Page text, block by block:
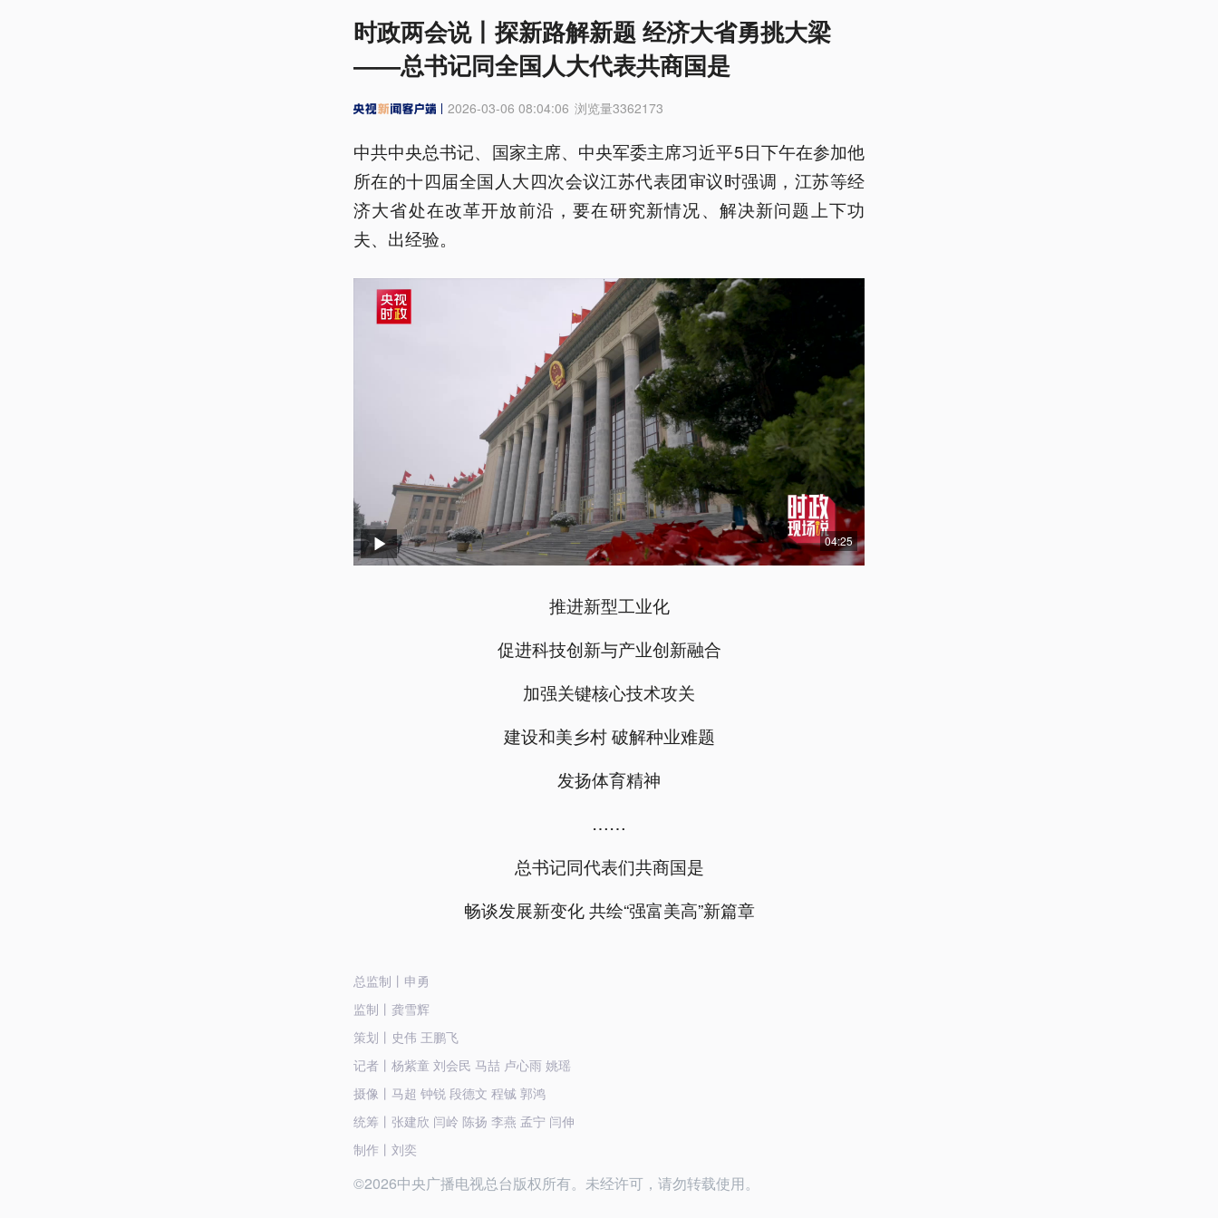
时政两会说丨探新路解新题 经济大省勇挑大梁
——总书记同全国人大代表共商国是
2026-03-06 08:04:06 浏览量3362173
中共中央总书记、国家主席、中央军委主席习近平5日下午在参加他
所在的十四届全国人大四次会议江苏代表团审议时强调，江苏等经
济大省处在改革开放前沿，要在研究新情况、解决新问题上下功
夫、出经验。
04:25
推进新型工业化
促进科技创新与产业创新融合
加强关键核心技术攻关
建设和美乡村 破解种业难题
发扬体育精神
……
总书记同代表们共商国是
畅谈发展新变化 共绘“强富美高”新篇章
总监制丨申勇
监制丨龚雪辉
策划丨史伟 王鹏飞
记者丨杨紫童 刘会民 马喆 卢心雨 姚瑶
摄像丨马超 钟锐 段德文 程铖 郭鸿
统筹丨张建欣 闫岭 陈扬 李燕 孟宁 闫伸
制作丨刘奕
©2026中央广播电视总台版权所有。未经许可，请勿转载使用。